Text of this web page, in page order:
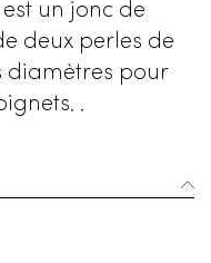
un jonc de
deux perles de
diamètres pour
.